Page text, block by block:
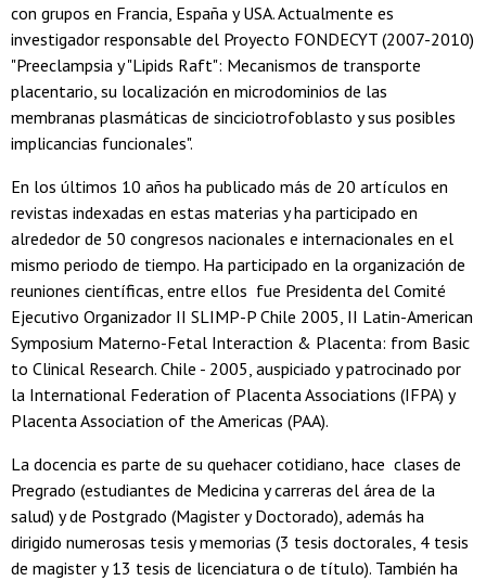
con grupos en Francia, España y USA. Actualmente es
investigador responsable del Proyecto FONDECYT (2007-2010)
"Preeclampsia y "Lipids Raft": Mecanismos de transporte
placentario, su localización en microdominios de las
membranas plasmáticas de sinciciotrofoblasto y sus posibles
implicancias funcionales".
En los últimos 10 años ha publicado más de 20 artículos en
revistas indexadas en estas materias y ha participado en
alrededor de 50 congresos nacionales e internacionales en el
mismo periodo de tiempo. Ha participado en la organización de
reuniones científicas, entre ellos fue Presidenta del Comité
Ejecutivo Organizador II SLIMP-P Chile 2005, II Latin-American
Symposium Materno-Fetal Interaction & Placenta: from Basic
to Clinical Research. Chile - 2005, auspiciado y patrocinado por
la International Federation of Placenta Associations (IFPA) y
Placenta Association of the Americas (PAA).
La docencia es parte de su quehacer cotidiano, hace clases de
Pregrado (estudiantes de Medicina y carreras del área de la
salud) y de Postgrado (Magister y Doctorado), además ha
dirigido numerosas tesis y memorias (3 tesis doctorales, 4 tesis
de magister y 13 tesis de licenciatura o de título). También ha